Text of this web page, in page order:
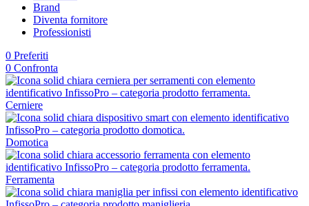
Brand
Diventa fornitore
Professionisti
0 Preferiti
0 Confronta
Cerniere
Domotica
Ferramenta